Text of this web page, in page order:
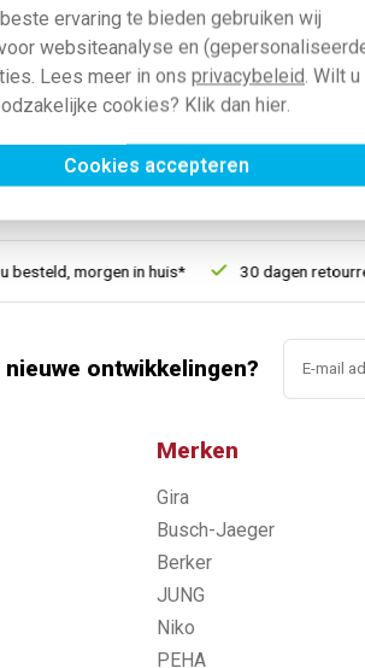
ervaring te bieden gebruiken wij
websiteanalyse en
Lees meer in ons privacybeleid. Wilt u
cookies? Klik dan hier.
Cookies accepteren
afdichtingsset voor sleutelschakelaar/
en C.8.
Meer informatie »
SKU:WAA1103
EAN:
morgen in huis* 30 dagen
ontwikkelingen?
Merken
Gira
Busch-Jaeger
Berker
JUNG
Niko
PEHA